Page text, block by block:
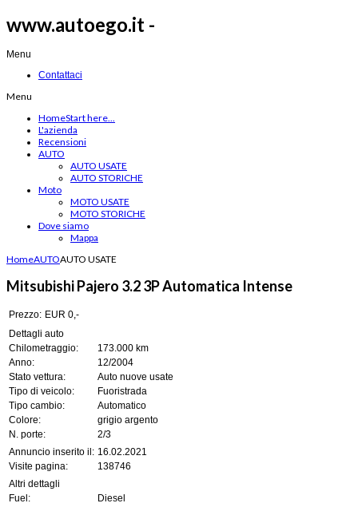
www.autoego.it -
Menu
Contattaci
Menu
HomeStart here...
L'azienda
Recensioni
AUTO
AUTO USATE
AUTO STORICHE
Moto
MOTO USATE
MOTO STORICHE
Dove siamo
Mappa
HomeAUTOAUTO USATE
Mitsubishi Pajero 3.2 3P Automatica Intense
Prezzo: EUR 0,-
Dettagli auto
Chilometraggio:
173.000 km
Anno:
12/2004
Stato vettura:
Auto nuove usate
Tipo di veicolo:
Fuoristrada
Tipo cambio:
Automatico
Colore:
grigio argento
N. porte:
2/3
Annuncio inserito il: 16.02.2021
Visite pagina:
138746
Altri dettagli
Fuel:
Diesel